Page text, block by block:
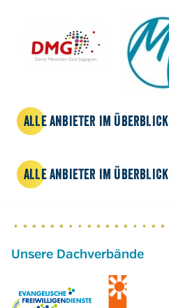
ALLE ANBIETER IM ÜBERBLICK
ALLE ANBIETER IM ÜBERBLICK